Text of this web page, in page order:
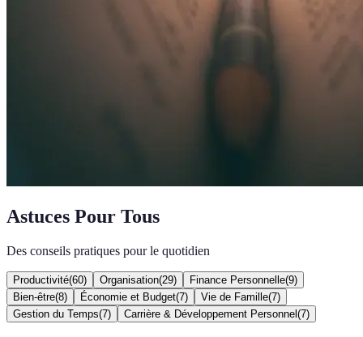
Astuces Pour Tous
Des conseils pratiques pour le quotidien
Productivité(60) Organisation(29) Finance Personnelle(9)
Bien-être(8) Économie et Budget(7) Vie de Famille(7)
Gestion du Temps(7) Carrière & Développement Personnel (7)